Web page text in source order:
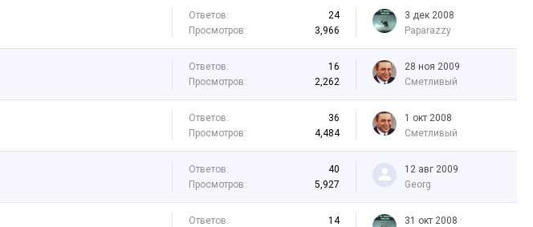
Ответов:
24
Просмотров:
3,966
3 дек 2008
Paparazzy
Ответов:
16
Просмотров:
2,262
28 ноя 2009
Сметливый
Ответов:
36
Просмотров:
4,484
1 окт 2008
Сметливый
Ответов:
40
Просмотров:
5,927
12 авг 2009
Georg
Ответов:
14
31 окт 2008